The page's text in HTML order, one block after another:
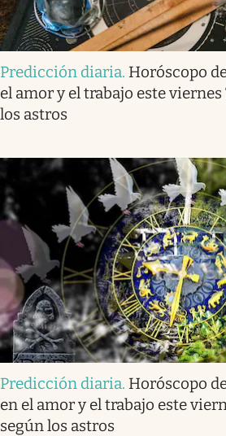
Predicción diaria. Horóscopo
el amor y el trabajo este viernes
los astros
Predicción diaria. Horóscopo
en el amor y el trabajo este
según los astros